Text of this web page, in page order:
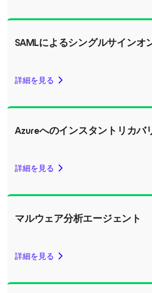
SAMLによるシングルサインオ
詳細を見る
Azureへのインスタントリカバ
詳細を見る
マルウェア分析エージェント
詳細を見る